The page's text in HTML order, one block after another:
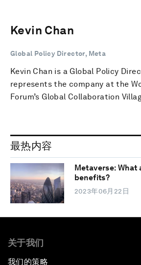
Kevin Chan
Global Policy Director, Meta
Kevin Chan is a Global Policy
represents the company at the
Forum’s Global Collaboration
最热内容
Metaverse:
benefits?
2023年06月22日
关于我们
我们的策略